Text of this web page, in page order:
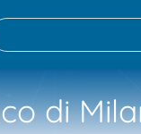
di